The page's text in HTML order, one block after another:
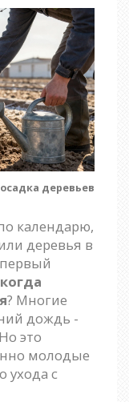
деревьев
календарю,
деревья в
когда
? Многие
дождь -
это
молодые
ухода с